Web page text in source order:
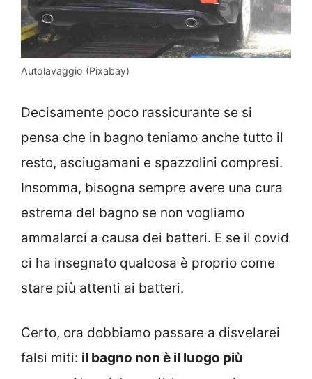
Autolavaggio (Pixabay)
Decisamente poco rassicurante se si
pensa che in bagno teniamo anche tutto il
resto, asciugamani e spazzolini compresi.
Insomma, bisogna sempre avere una cura
estrema del bagno se non vogliamo
ammalarci a causa dei batteri. E se il covid
ci ha insegnato qualcosa è proprio come
stare più attenti ai batteri.
Certo, ora dobbiamo passare a disvelarei
falsi miti: il bagno non è il luogo più